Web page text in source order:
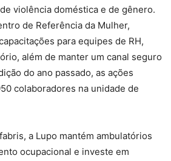
violência doméstica e de gênero.
de Referência da Mulher,
para equipes de RH,
além de manter um canal seguro
do ano passado, as ações
colaboradores na unidade de
a Lupo mantém ambulatórios
ocupacional e investe em